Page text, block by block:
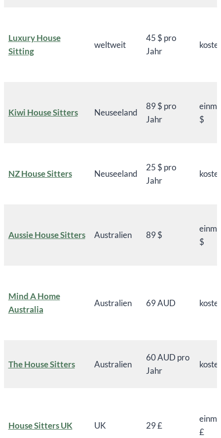
Luxury House
Sitting
weltweit
45 $ pro
Jahr
Kiwi House Sitters Neuseeland
89 $ pro
Jahr
$
NZ House Sitters Neuseeland
25 $ pro
Jahr
Aussie House Sitters Australien 89 $
$
Mind A Home
Australia
Australien 69 AUD
The House Sitters Australien
60 AUD pro
Jahr
House Sitters UK UK 29 £
£